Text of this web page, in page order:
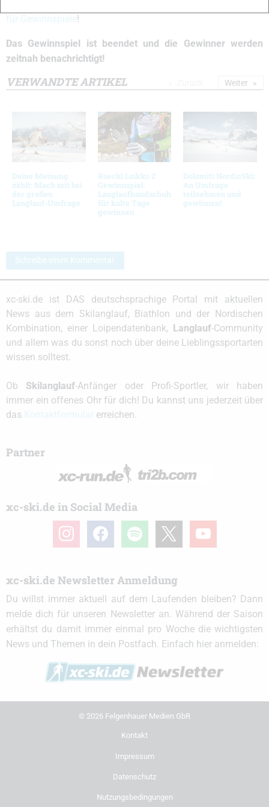
für Gewinnspiele!
Das Gewinnspiel ist beendet und die Gewinner werden
zeitnah benachrichtigt!
VERWANDTE ARTIKEL
Deine Meinung
zählt: Mach mit bei
der großen
Langlauf-Umfrage
Roeckl Laikko 2
Gewinnspiel:
Langlaufhandschuh
für kalte Tage
gewinnen
Dolomiti NordicSki:
An Umfrage
teilnehmen und
gewinnen!
Weiter
Schreibe einen Kommentar
xc-ski.de ist DAS deutschsprachige Portal mit aktuellen
News aus dem Skilanglauf, Biathlon und der Nordischen
Kombination, einer Loipendatenbank, Langlauf-Community
und allem was du sonst noch über deine Lieblingssportarten
wissen solltest.
Ob Skilanglauf-Anfänger oder Profi-Sportler, wir haben
immer ein offenes Ohr für dich! Du kannst uns jederzeit über
das
erreichen.
Partner
xc-ski.de in Social Media
instagramfacebook spotify youtube
xc-ski.de Newsletter Anmeldung
Du willst immer aktuell auf dem Laufenden bleiben? Dann
melde dich für unseren Newsletter an. Während der Saison
erhältst du damit immer einmal pro Woche die wichtigsten
News und Themen in dein Postfach. Einfach hier anmelden:
© 2026 Felgenhauer Medien GbR
Kontakt
Impressum
Datenschutz
Nutzungsbedingungen